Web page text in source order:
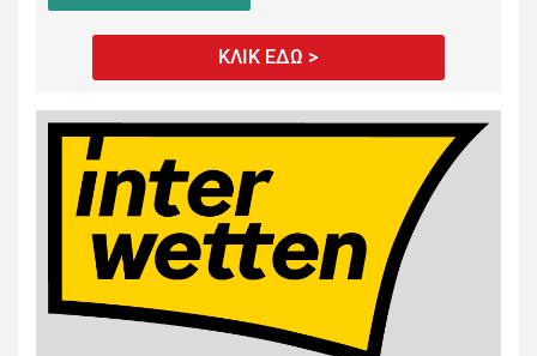
ΚΛΙΚ ΕΔΩ >